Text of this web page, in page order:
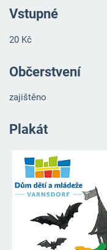
Vstupné
20 Kč
Občerstvení
zajištěno
Plakát